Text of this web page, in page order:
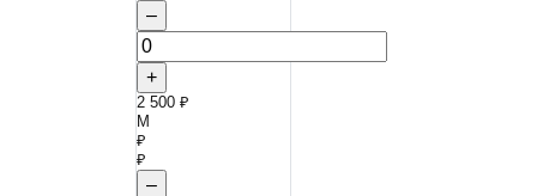
–
+
2 500 ₽
M
₽
₽
–